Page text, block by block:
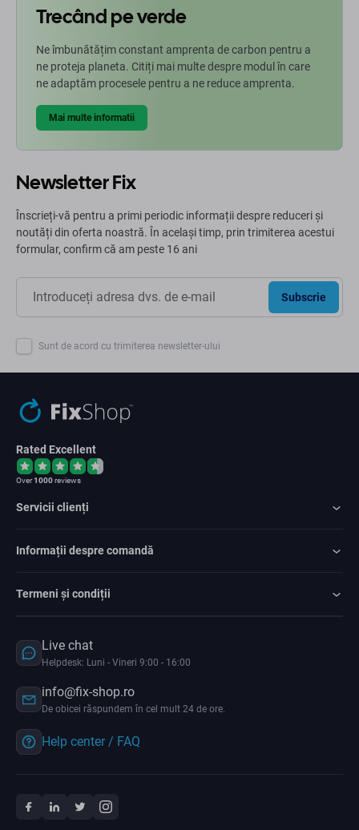
Trecând pe verde
Ne îmbunătățim constant amprenta de carbon pentru a
ne proteja planeta. Citiți mai multe despre modul în care
ne adaptăm procesele pentru a ne reduce amprenta.
Mai multe informatii
Newsletter Fix
Înscrieți-vă pentru a primi periodic informații despre reduceri și
noutăți din oferta noastră. În același timp, prin trimiterea acestui
formular, confirm că am peste 16 ani
Subscrie
Sunt de acord cu trimiterea newsletter-ului
Rated Excellent
Over1000reviews
Servicii clienți
Informații despre comandă
Termeni și condiții
Live chat
Helpdesk: Luni - Vineri 9:00 - 16:00
info@fix-shop.ro
De obicei răspundem în cel mult 24 de ore.
Help center / FAQ